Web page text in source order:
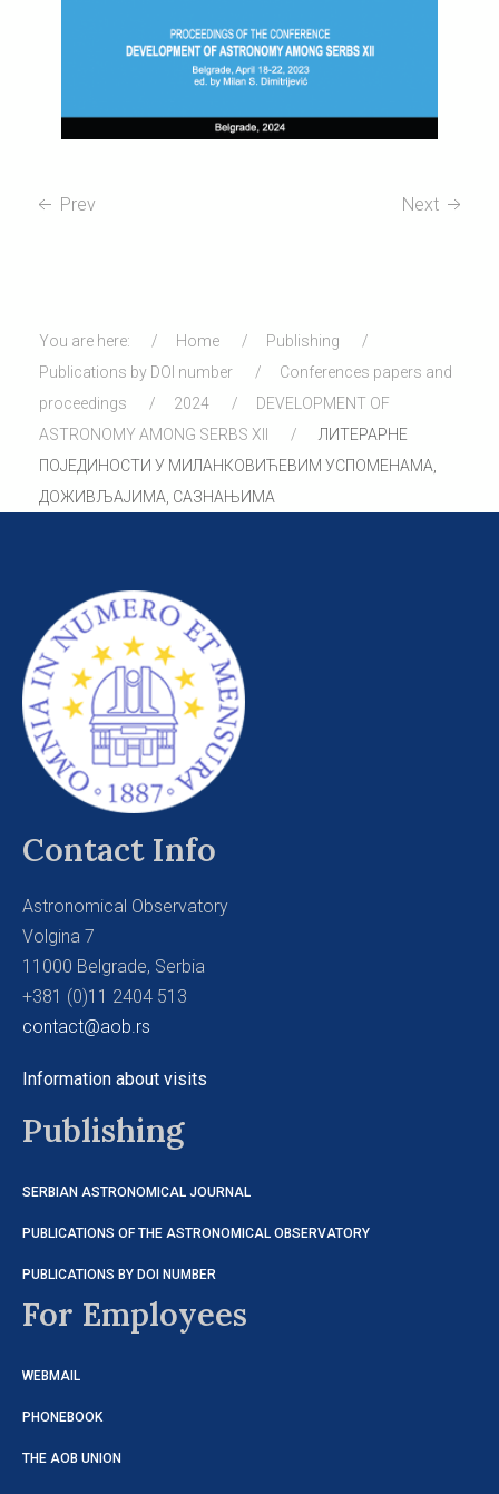
Prev Next
You are here: Home
Publishing
Publications by DOI number
Conferences papers and
proceedings
2024
DEVELOPMENT OF
ASTRONOMY AMONG SERBS XII
ЛИТЕРАРНЕ
ПОЈЕДИНОСТИ У МИЛАНКОВИЋЕВИМ УСПОМЕНАМА,
ДОЖИВЉАЈИМА, САЗНАЊИМА
Contact Info
Astronomical Observatory
Volgina 7
11000 Belgrade, Serbia
+381 (0)11 2404 513
contact@aob.rs
Information about visits
Publishing
SERBIAN ASTRONOMICAL JOURNAL
PUBLICATIONS OF THE ASTRONOMICAL OBSERVATORY
PUBLICATIONS BY DOI NUMBER
For Employees
WEBMAIL
PHONEBOOK
THE AOB UNION